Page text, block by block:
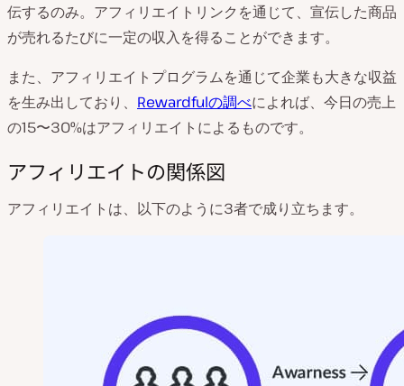
伝するのみ。アフィリエイトリンクを通じて、宣伝した商品
が売れるたびに一定の収入を得ることができます。
また、アフィリエイトプログラムを通じて企業も大きな収益
を生み出しており、 Rewardfulの調べによれば、今日の売上
の15〜30%はアフィリエイトによるものです。
アフィリエイトの関係図
アフィリエイトは、以下のように3者で成り立ちます。